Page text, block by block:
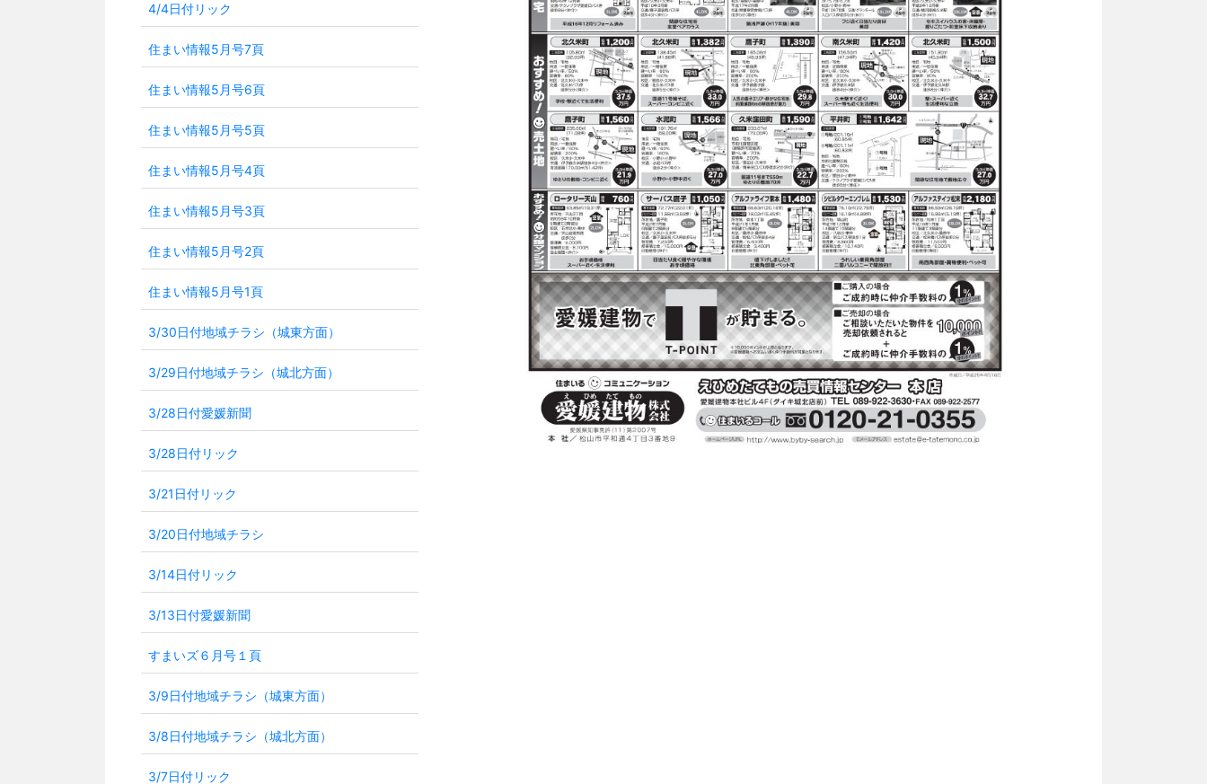
4/4日付リック
住まい情報5月号7頁
住まい情報5月号6頁
住まい情報5月号5頁
住まい情報5月号4頁
住まい情報5月号3頁
住まい情報5月号2頁
住まい情報5月号1頁
3/30日付地域チラシ（城東方面）
3/29日付地域チラシ（城北方面）
3/28日付愛媛新聞
3/28日付リック
3/21日付リック
3/20日付地域チラシ
3/14日付リック
3/13日付愛媛新聞
すまいズ６月号１頁
3/9日付地域チラシ（城東方面）
3/8日付地域チラシ（城北方面）
3/7日付リック